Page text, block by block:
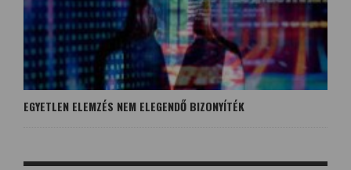
EGYETLEN ELEMZÉS NEM ELEGENDŐ BIZONYÍTÉK